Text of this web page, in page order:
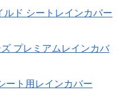
ルド シートレインカバー
プレミアムレインカバ
ート用レインカバー